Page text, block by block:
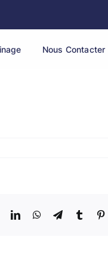
Nous Contacter
LinkedInWhatsApp
TelegramTumblr